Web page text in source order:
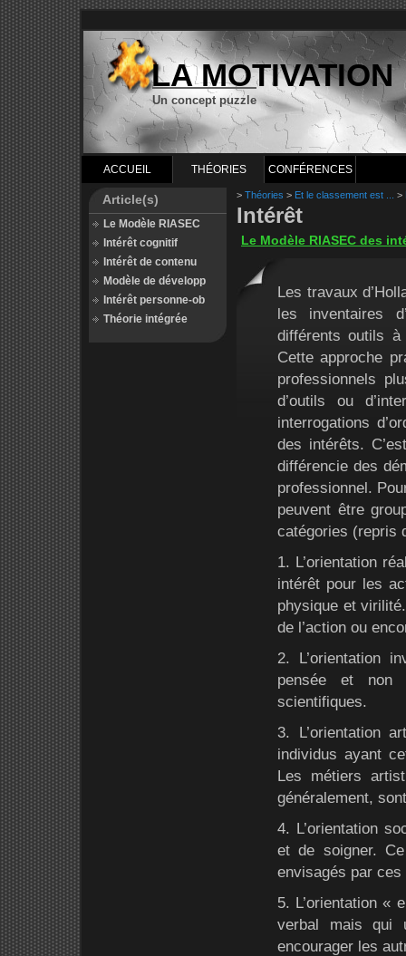
LA MOTIVATION
Un concept puzzle
ACCUEIL THÉORIES CONFÉRENCES
Article(s)
Le Modèle RIASEC
Intérêt cognitif
Intérêt de contenu
Modèle de développ
Intérêt personne-ob
Théorie intégrée
> Théories > Et le classement est ... >
Intérêt
Le Modèle RIASEC des
Les travaux
les inventaires
différents outils
Cette approche
professionnels
d’outils ou
interrogations
des intérêts.
différencie des
professionnel.
peuvent être
catégories (repris
1. L’orientation
intérêt pour les
physique et
de l’action ou
2. L’orientation
pensée et non
scientifiques.
3. L’orientation
individus ayant
Les métiers
généralement,
4. L’orientation
et de soigner.
envisagés par
5. L’orientation «
verbal mais qui
encourager les